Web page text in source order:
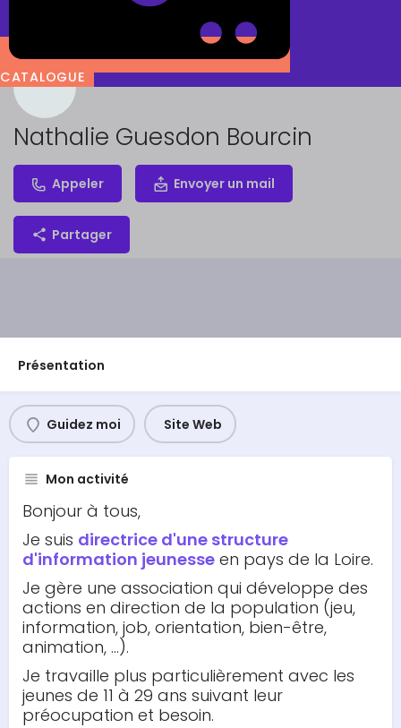
CATALOGUE
Nathalie Guesdon Bourcin
Appeler Envoyer un mail
Partager
Présentation
Guidez moi Site Web
Mon activité
Bonjour à tous,
Je suis directrice d'une structure
d'information jeunesse en pays de la Loire.
Je gère une association qui développe des
actions en direction de la population (jeu,
information, job, orientation, bien-être,
animation, ...).
Je travaille plus particulièrement avec les
jeunes de 11 à 29 ans suivant leur
préocupation et besoin.